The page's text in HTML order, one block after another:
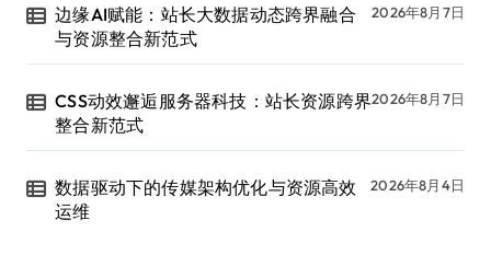
边缘AI赋能：站长大数据动态跨界融合
与资源整合新范式
2026年8月7日
CSS动效邂逅服务器科技：站长资源跨界
整合新范式
2026年8月7日
数据驱动下的传媒架构优化与资源高效
运维
2026年8月4日